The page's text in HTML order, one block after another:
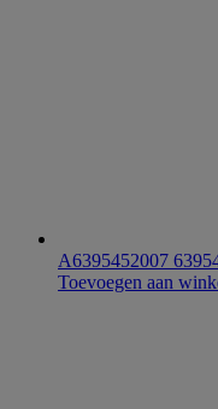
A6395452007
Toevoegen aan